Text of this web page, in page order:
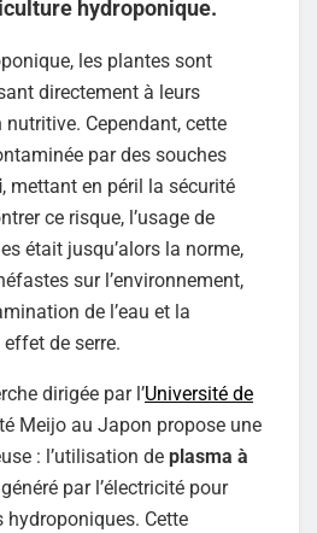
hydroponique.
les plantes sont
directement à leurs
Cependant, cette
par des souches
, mettant en péril la sécurité
ce risque, l’usage de
était jusqu’alors la norme,
sur l’environnement,
de l’eau et la
de serre.
dirigée par l’Université de
Meijo au Japon propose une
: l’utilisation de plasma à
généré par l’électricité pour
hydroponiques. Cette